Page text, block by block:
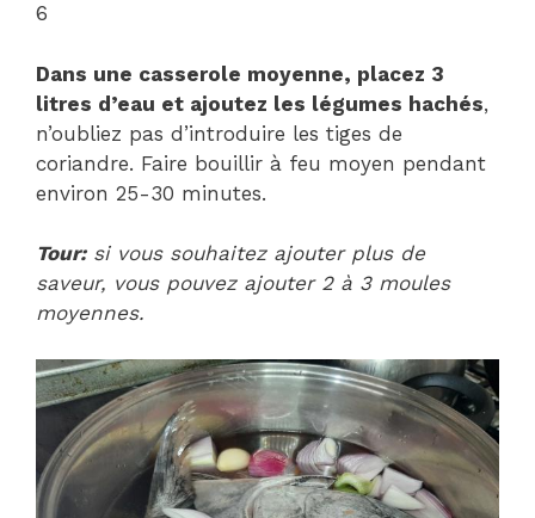
6
Dans une casserole moyenne, placez 3
litres d’eau et ajoutez les légumes hachés,
n’oubliez pas d’introduire les tiges de
coriandre. Faire bouillir à feu moyen pendant
environ 25-30 minutes.
Tour:si vous souhaitez ajouter plus de
saveur, vous pouvez ajouter 2 à 3 moules
moyennes.